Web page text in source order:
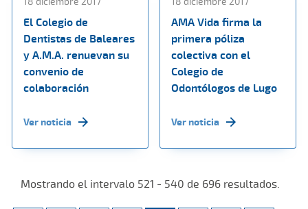
El Colegio de
Dentistas de Baleares
y A.M.A. renuevan su
convenio de
colaboración
Ver noticia
AMA Vida firma la
primera póliza
colectiva con el
Colegio de
Odontólogos de Lugo
Ver noticia
Mostrando el intervalo 521 - 540 de 696 resultados.